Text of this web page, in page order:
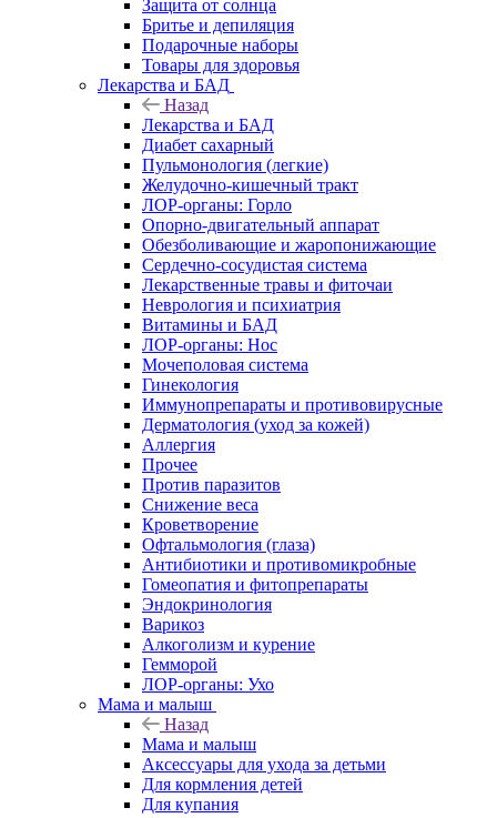
Защита от солнца
Бритье и депиляция
Подарочные наборы
Товары для здоровья
Лекарства и БАД
Назад
Лекарства и БАД
Диабет сахарный
Пульмонология (легкие)
Желудочно-кишечный тракт
ЛОР-органы: Горло
Опорно-двигательный аппарат
Обезболивающие и жаропонижающие
Сердечно-сосудистая система
Лекарственные травы и фиточаи
Неврология и психиатрия
Витамины и БАД
ЛОР-органы: Нос
Мочеполовая система
Гинекология
Иммунопрепараты и противовирусные
Дерматология (уход за кожей)
Аллергия
Прочее
Против паразитов
Снижение веса
Кроветворение
Офтальмология (глаза)
Антибиотики и противомикробные
Гомеопатия и фитопрепараты
Эндокринология
Варикоз
Алкоголизм и курение
Гемморой
ЛОР-органы: Ухо
Мама и малыш
Назад
Мама и малыш
Аксессуары для ухода за детьми
Для кормления детей
Для купания